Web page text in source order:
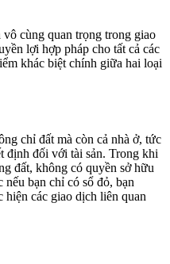
vô cùng quan trọng trong giao
lợi hợp pháp cho tất cả các
khác biệt chính giữa hai loại
chỉ đất mà còn cả nhà ở, tức
định đối với tài sản. Trong khi
đất, không có quyền sở hữu
bạn chỉ có sổ đỏ, bạn
các giao dịch liên quan